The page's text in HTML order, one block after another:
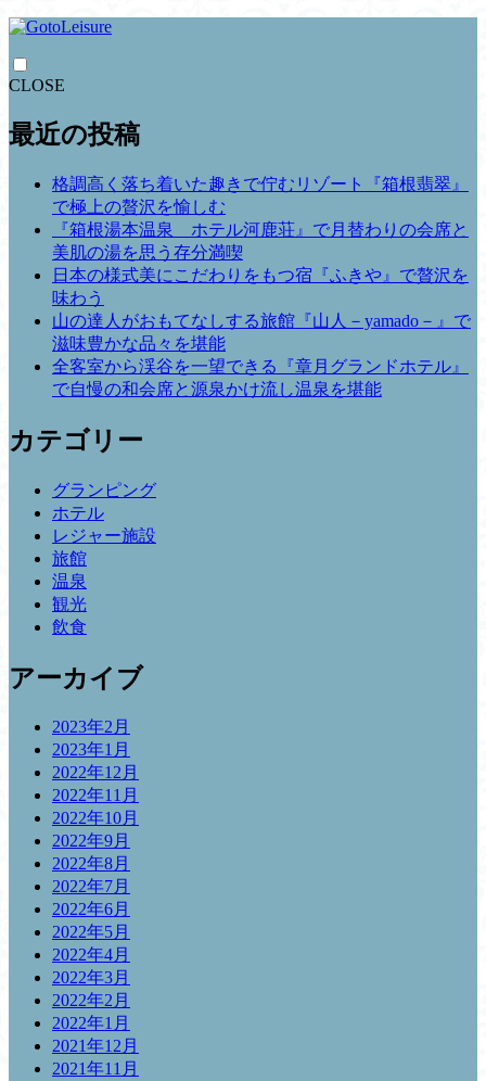
CLOSE
最近の投稿
格調高く落ち着いた趣きで佇むリゾート『箱根翡翠』
で極上の贅沢を愉しむ
『箱根湯本温泉 ホテル河鹿荘』で月替わりの会席と
美肌の湯を思う存分満喫
日本の様式美にこだわりをもつ宿『ふきや』で贅沢を
味わう
山の達人がおもてなしする旅館『山人－yamado－』で
滋味豊かな品々を堪能
全客室から渓谷を一望できる『章月グランドホテル』
で自慢の和会席と源泉かけ流し温泉を堪能
カテゴリー
グランピング
ホテル
レジャー施設
旅館
温泉
観光
飲食
アーカイブ
2023年2月
2023年1月
2022年12月
2022年11月
2022年10月
2022年9月
2022年8月
2022年7月
2022年6月
2022年5月
2022年4月
2022年3月
2022年2月
2022年1月
2021年12月
2021年11月